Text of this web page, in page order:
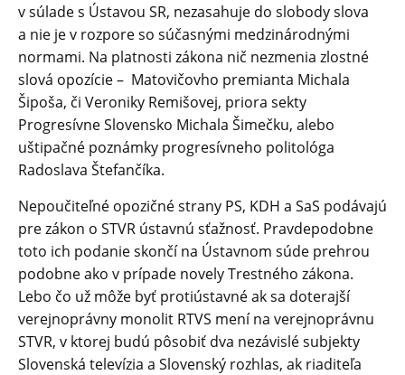
v súlade s Ústavou SR, nezasahuje do slobody slova
a nie je v rozpore so súčasnými medzinárodnými
normami. Na platnosti zákona nič nezmenia zlostné
slová opozície – Matovičovho premianta Michala
Šipoša, či Veroniky Remišovej, priora sekty
Progresívne Slovensko Michala Šimečku, alebo
uštipačné poznámky progresívneho politológa
Radoslava Štefančíka.
Nepoučiteľné opozičné strany PS, KDH a SaS podávajú
pre zákon o STVR ústavnú sťažnosť. Pravdepodobne
toto ich podanie skončí na Ústavnom súde prehrou
podobne ako v prípade novely Trestného zákona.
Lebo čo už môže byť protiústavné ak sa doterajší
verejnoprávny monolit RTVS mení na verejnoprávnu
STVR, v ktorej budú pôsobiť dva nezávislé subjekty
Slovenská televízia a Slovenský rozhlas, ak riaditeľa